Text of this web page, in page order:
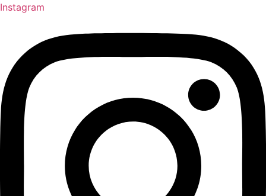
Instagram